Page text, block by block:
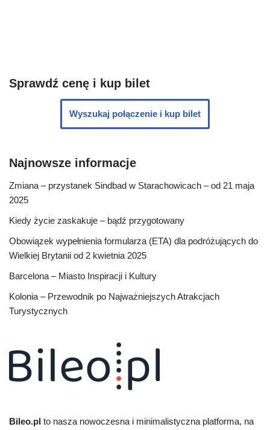
Sprawdź cenę i kup bilet
Wyszukaj połączenie i kup bilet
Najnowsze informacje
Zmiana – przystanek Sindbad w Starachowicach – od 21 maja
2025
Kiedy życie zaskakuje – bądź przygotowany
Obowiązek wypełnienia formularza (ETA) dla podróżujących do
Wielkiej Brytanii od 2 kwietnia 2025
Barcelona – Miasto Inspiracji i Kultury
Kolonia – Przewodnik po Najważniejszych Atrakcjach
Turystycznych
Bileo.pl to nasza nowoczesna i minimalistyczna platforma, na